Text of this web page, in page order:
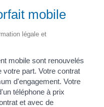
mobile
légale et
mobile sont renouvelés
votre part. Votre contrat
d'engagement. Votre
téléphone à prix
et avec de